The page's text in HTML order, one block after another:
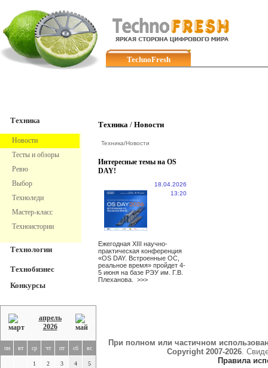
TechnoFresh
Техника
Новости
Тесты и обзоры
Ревю
Выбор
Техноледи
Мастер-класс
Техноистории
Технологии
Технобизнес
Конкурсы
апрель
2026
пн вт ср чт пт сб вс
1 2 3 4 5
Техника / Новости
Техника/Новости
Интересные темы на OS
DAY!
18.04.2026
13:20
Ежегодная XIII научно-
практическая конференция
«OS DAY. Встроенные ОС,
реальное время» пройдет 4-
5 июня на базе РЭУ им. Г.В.
Плеханова. >>>
При полном или частичном
Copyright 2007-2026.
Правила